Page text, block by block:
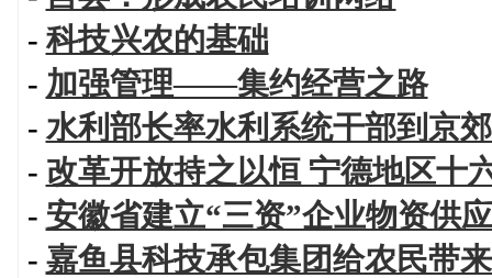
- 科技兴农的基础
- 加强管理——集约经营之路
- 水利部长率水利系统干部到京
- 改革开放持之以恒 宁德地区十
- 安徽省建立“三资”企业物资供
- 嘉鱼县科技承包集团给农民带